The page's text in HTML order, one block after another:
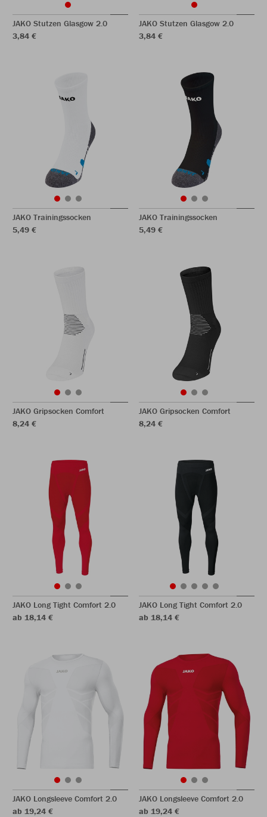
JAKO Stutzen Glasgow 2.0
3,84 €
JAKO Stutzen Glasgow 2.0
3,84 €
JAKO Trainingssocken
5,49 €
JAKO Trainingssocken
5,49 €
JAKO Gripsocken Comfort
8,24 €
JAKO Gripsocken Comfort
8,24 €
JAKO Long Tight Comfort 2.0
ab 18,14 €
JAKO Long Tight Comfort 2.0
ab 18,14 €
JAKO Longsleeve Comfort 2.0
ab 19,24 €
JAKO Longsleeve Comfort 2.0
ab 19,24 €